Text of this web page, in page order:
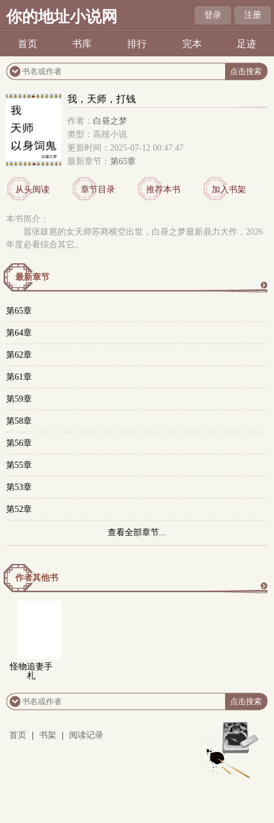
你的地址小说网 登录 注册
首页 书库 排行 完本 足迹
我，天师，打钱
作者： 白昼之梦
类型：高辣小说
更新时间：2025-07-12 00:47:47
最新章节： 第65章
从头阅读 章节目录 推荐本书 加入书架
本书简介：
嚣张跋扈的女天师苏商横空出世，白昼之梦最新鼎力大作，2026
年度必看综合其它。
最新章节
第65章
第64章
第62章
第61章
第59章
第58章
第56章
第55章
第53章
第52章
查看全部章节...
作者其他书
怪物追妻手
札
首页 书架 阅读记录